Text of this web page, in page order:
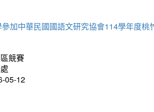
加中華民國國語文研究協會114學年度
競賽
05-12